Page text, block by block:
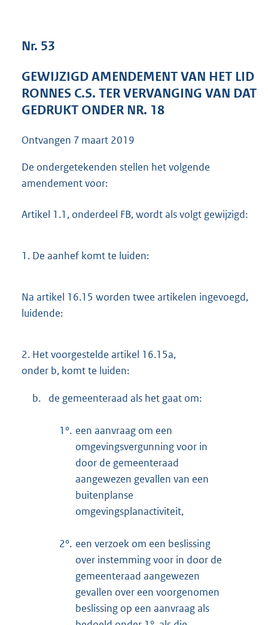
Nr. 53
GEWIJZIGD AMENDEMENT VAN HET LID
RONNES C.S. TER VERVANGING VAN DAT
GEDRUKT ONDER NR. 18
Ontvangen 7 maart 2019
De ondergetekenden stellen het volgende
amendement voor:
Artikel 1.1, onderdeel FB, wordt als volgt gewijzigd:
1. De aanhef komt te luiden:
Na artikel 16.15 worden twee artikelen ingevoegd,
luidende:
2. Het voorgestelde artikel 16.15a,
onder b, komt te luiden:
b. de gemeenteraad als het gaat om:
1°. een aanvraag om een
omgevingsvergunning voor in
door de gemeenteraad
aangewezen gevallen van een
buitenplanse
omgevingsplanactiviteit,
2°. een verzoek om een beslissing
over instemming voor in door de
gemeenteraad aangewezen
gevallen over een voorgenomen
beslissing op een aanvraag als